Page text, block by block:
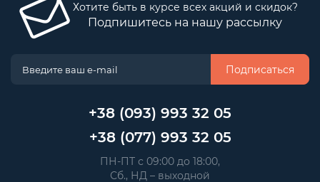
Хотите быть в курсе всех акций и скидок?
Подпишитесь на нашу рассылку
Подписаться
+38 (093) 993 32 05
+38 (077) 993 32 05
ПН-ПТ с 09:00 до 18:00,
Сб., НД – выходной